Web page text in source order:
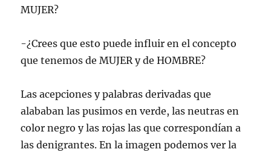
MUJER?
-¿Crees que esto puede influir en el concepto
que tenemos de MUJER y de HOMBRE?
Las acepciones y palabras derivadas que
alababan las pusimos en verde, las neutras en
color negro y las rojas las que correspondían a
las denigrantes. En la imagen podemos ver la